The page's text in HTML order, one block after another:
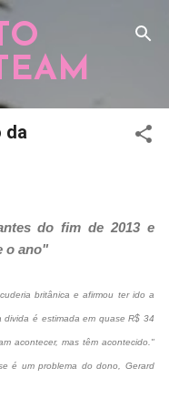
principal
da
do fim de 2013 e
o ano"
britânica e afirmou ter ido a
é estimada em quase R$ 34
acontecer, mas têm acontecido."
é um problema do dono, Gerard